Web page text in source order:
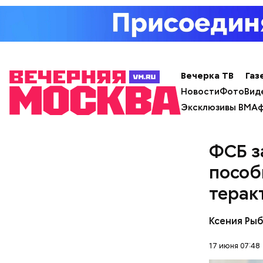
Вечерка ТВ
НовостиФото
Эксклюзивы ВМ
ФСБ
Ксения
17 июня 07:48
либо
на них
Первой
дня